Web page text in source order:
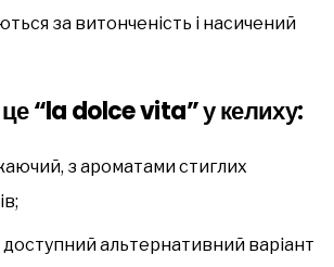
за витонченість і насичений
“la dolce vita” у келиху:
з ароматами стиглих
доступний альтернативний варіант